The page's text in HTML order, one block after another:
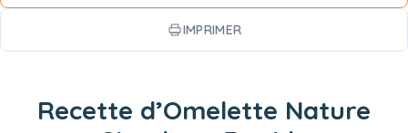
Recette d’Omelette Nature
IMPRIMER